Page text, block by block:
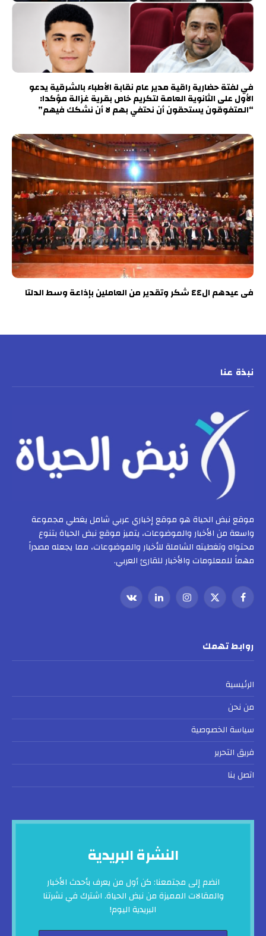
في لفتة حضارية راقية مدير عام نقابة الأطباء بالشرقية يدعو
الأول على الثانوية العامة لتكريم خاص بقرية غزالة مؤكدا:
“المتفوقون يستحقون أن نحتفي بهم لا أن نشكك فيهم”
فى عيدهم ال٤٤ شكر وتقدير من العاملين بإذاعة وسط الدلتا
نبذة عنا
موقع نبض الحياة هو موقع إخباري عربي شامل يغطي مجموعة
واسعة من الأخبار والموضوعات، يتميز موقع نبض الحياة بتنوع
محتواه وتغطيته الشاملة للأخبار والموضوعات، مما يجعله مصدراً
مهماً للمعلومات والأخبار للقارئ العربي.
فيسبوك
X
الانستغراملينكدإنVKontakte
روابط تهمك
الرئيسية
من نحن
سياسة الخصوصية
فريق التحرير
اتصل بنا
النشرة البريدية
انضم إلى مجتمعنا: كن أول من يعرف بأحدث الأخبار
والمقالات المميزة من نبض الحياة. اشترك في نشرتنا
البريدية اليوم!